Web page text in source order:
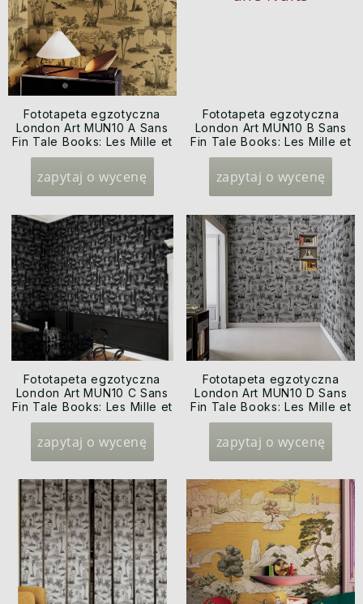
Fototapeta egzotyczna
London Art MUN10 A Sans
Fin Tale Books: Les Mille et
une Nuits
zapytaj o wycenę
Fototapeta egzotyczna
London Art MUN10 B Sans
Fin Tale Books: Les Mille et
une Nuits
zapytaj o wycenę
Fototapeta egzotyczna
London Art MUN10 C Sans
Fin Tale Books: Les Mille et
une Nuits
zapytaj o wycenę
Fototapeta egzotyczna
London Art MUN10 D Sans
Fin Tale Books: Les Mille et
une Nuits
zapytaj o wycenę